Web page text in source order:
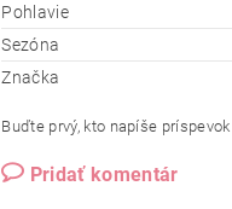
Pohlavie
Sezóna
Značka
Buďte prvý, kto napíše
Pridať komentár